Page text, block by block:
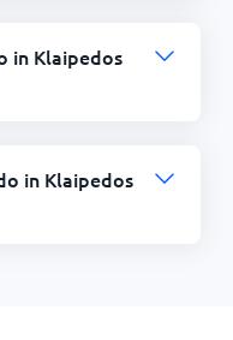
in Klaipedos
in Klaipedos